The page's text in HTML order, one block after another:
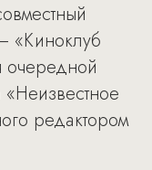
«Киноклуб
очередной
редактором